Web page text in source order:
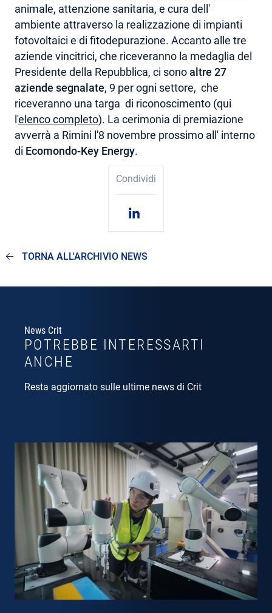
animale, attenzione sanitaria, e cura dell'
ambiente attraverso la realizzazione di impianti
fotovoltaici e di fitodepurazione. Accanto alle tre
aziende vincitrici, che riceveranno la medaglia del
Presidente della Repubblica, ci sonoaltre 27
aziende segnalate, 9 per ogni settore, che
riceveranno una targa di riconoscimento (qui
l'elenco completo). La cerimonia di premiazione
avverrà a Rimini l'8 novembre prossimo all' interno
di Ecomondo-Key Energy.
Condividi
TORNA ALL'ARCHIVIO NEWS
News Crit
POTREBBE INTERESSARTI
ANCHE
Resta aggiornato sulle ultime news di Crit